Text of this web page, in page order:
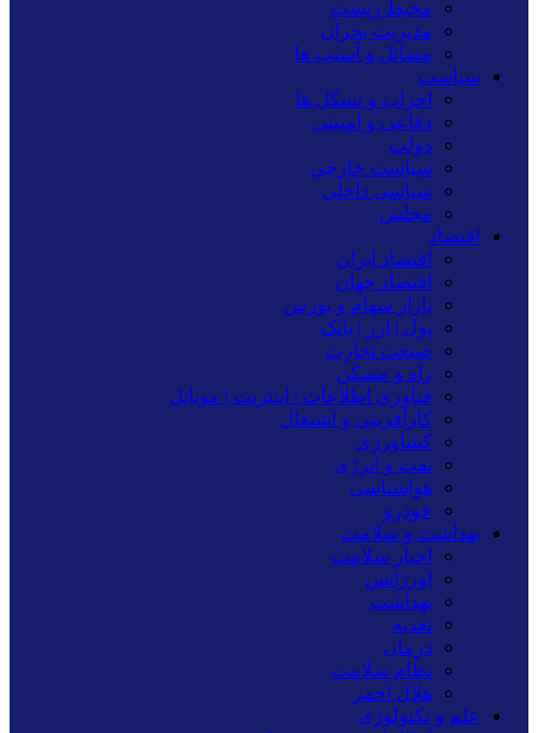
محیط زیست
مدیریت بحران
مسائل و آسیب ها
سیاست
احزاب و تشکل ها
دفاعی و امنیتی
دولت
سیاست خارجی
سیاسی داخلی
مجلس
اقتصاد
اقتصاد ایران
اقتصاد جهان
بازار سهام و بورس
پول | ارز | بانک
صنعت تجارت
راه و مسکن
فناوری اطلاعات | اینترنت | موبایل
کارآفرینی و اشتغال
کشاورزی
نفت و انرژی
هواشناسی
خودرو
بهداشت و سلامت
اخبار سلامت
اورژانس
بهداشت
تغدیه
درمان
نظام سلامت
هلال احمر
علم و تکنولوژی